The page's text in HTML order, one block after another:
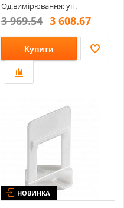
Од.вимірювання: уп.
3 969.54 3 608.67
Купити
НОВИНКА